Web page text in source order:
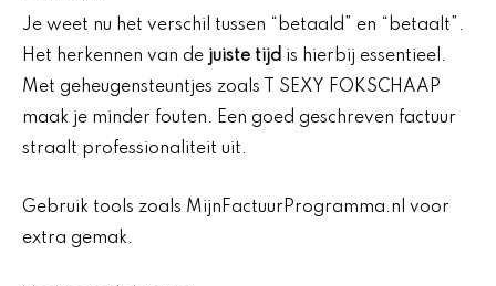
Je weet nu het verschil tussen “betaald” en “betaalt”.
Het herkennen van de juiste tijd is hierbij essentieel.
Met geheugensteuntjes zoals T SEXY FOKSCHAAP
maak je minder fouten. Een goed geschreven factuur
straalt professionaliteit uit.
Gebruik tools zoals MijnFactuurProgramma.nl voor
extra gemak.